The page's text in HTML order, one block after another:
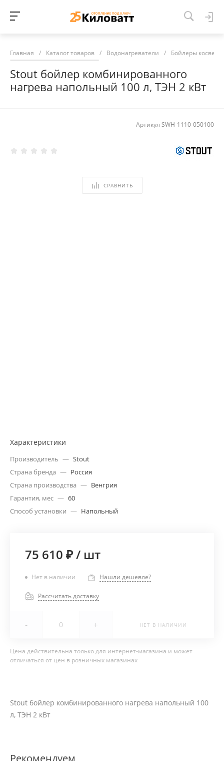
Главная / Каталог товаров / Водонагреватели / Бойлеры
Stout бойлер комбинированного
нагрева напольный 100 л, ТЭН 2 кВт
Артикул SWH-1110-050100
СРАВНИТЬ
Характеристики
Производитель — Stout
Страна бренда — Россия
Страна производства — Венгрия
Гарантия, мес — 60
Способ установки — Напольный
75 610 ₽/ шт
Нет в наличии Нашли дешевле?
Рассчитать доставку
- + НЕТ В НАЛИЧИИ
Цена действительна только для интернет-магазина и может
отличаться от цен в розничных магазинах
Stout бойлер комбинированного нагрева напольный 100
л, ТЭН 2 кВт